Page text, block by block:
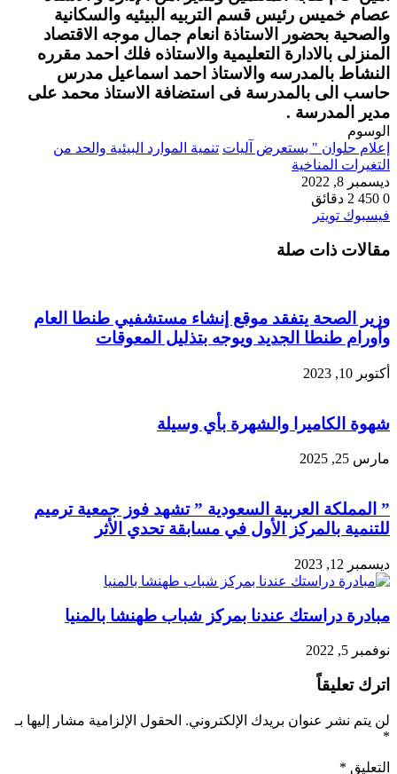
عصام خميس رئيس قسم التربيه البيئيه والسكانية
والصحية بحضور الاستاذة انعام جمال موجه الاقتصاد
المنزلى بالادارة التعليمية والاستاذه فلك احمد مقرره
النشاط بالمدرسه والاستاذ احمد اسماعيل مدرس
حاسب الى بالمدرسة فى استضافة الاستاذ محمد على
مدير المدرسة .
الوسوم
إعلام حلوان " يستعرض آليات تنمية الموارد البيئية والحد من
التغيرات المناخية
ديسمبر 8, 2022
0
2 دقائق
فيسبوك تويتر
البريد
مقالات ذات صلة
وزير الصحة يتفقد موقع إنشاء مستشفيي طنطا العام
وأورام طنطا الجديد ويوجه بتذليل المعوقات
أكتوبر 10, 2023
شهوة الكاميرا والشهرة بأي وسيلة
مارس 25, 2025
” المملكة العربية السعودية ” تشهد فوز جمعية ترميم
للتنمية بالمركز الأول في مسابقة تحدي الأثر
ديسمبر 12, 2023
مبادرة دراستك عندنا بمركز شباب طهنشا بالمنيا
نوفمبر 5, 2022
اترك تعليقاً
لن يتم نشر عنوان بريدك الإلكتروني. الحقول الإلزامية مشار إليها بـ
*
التعليق *